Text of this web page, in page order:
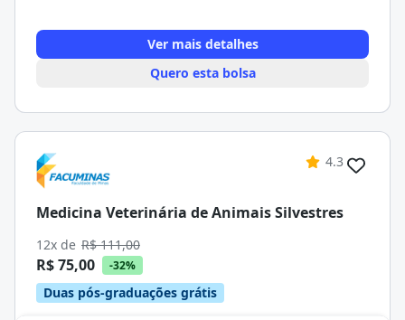
Ver mais detalhes
Quero esta bolsa
4.3
Medicina Veterinária de Animais Silvestres
12x de R$ 111,00
R$ 75,00 -32%
Duas pós-graduações grátis